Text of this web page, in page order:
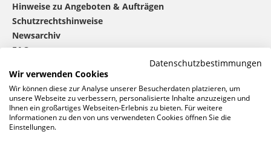
Hinweise zu Angeboten & Aufträgen
Schutzrechtshinweise
Newsarchiv
FAQ
mbw®kontaktieren
0 46 06 / 94 02 - 0
Rufen Sie uns an
Datenschutzbestimmungen
Wir verwenden Cookies
Wir können diese zur Analyse unserer Besucherdaten platzieren, um
unsere Webseite zu verbessern, personalisierte Inhalte anzuzeigen und
Ihnen ein großartiges Webseiten-Erlebnis zu bieten. Für weitere
Informationen zu den von uns verwendeten Cookies öffnen Sie die
Einstellungen.